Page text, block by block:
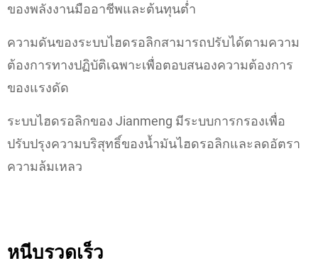
ของพลังงานมืออาชีพและต้นทุนต่ำ
ความดันของระบบไฮดรอลิกสามารถปรับได้ตามความ
ต้องการทางปฏิบัติเฉพาะเพื่อตอบสนองความต้องการ
ของแรงดัด
ระบบไฮดรอลิกของ Jianmeng มีระบบการกรองเพื่อ
ปรับปรุงความบริสุทธิ์ของน้ำมันไฮดรอลิกและลดอัตรา
ความล้มเหลว
หนีบรวดเร็ว